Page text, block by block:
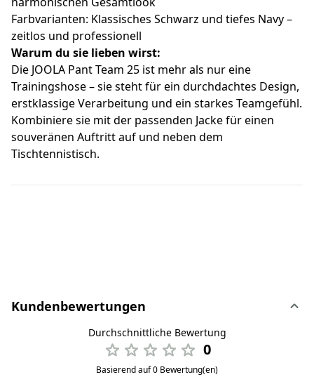
Farbvarianten: Klassisches Schwarz und tiefes Navy –
zeitlos und professionell
Warum du sie lieben wirst:
Die JOOLA Pant Team 25 ist mehr als nur eine
Trainingshose – sie steht für ein durchdachtes Design,
erstklassige Verarbeitung und ein starkes Teamgefühl.
Kombiniere sie mit der passenden Jacke für einen
souveränen Auftritt auf und neben dem
Tischtennistisch.
Kundenbewertungen
Durchschnittliche Bewertung
0
Basierend auf 0 Bewertung(en)